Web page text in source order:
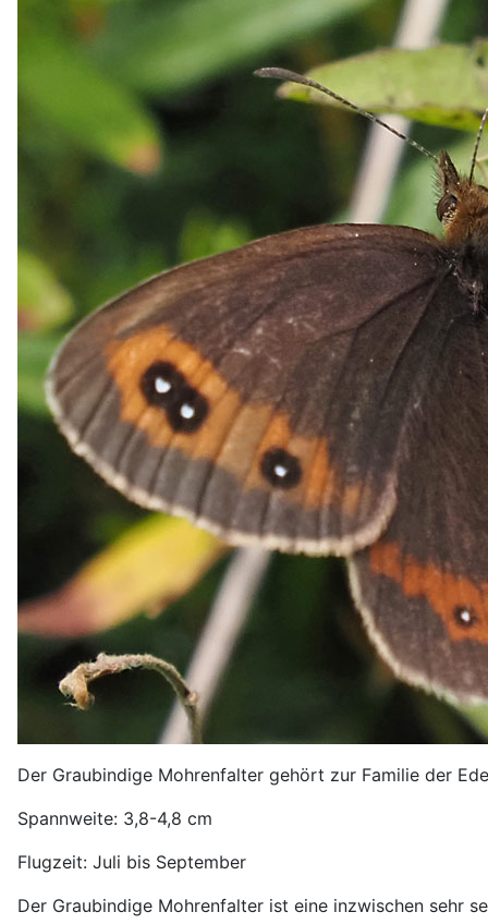
Der Graubindige Mohrenfalter gehört zur Familie der
Spannweite: 3,8-4,8 cm
Flugzeit: Juli bis September
Der Graubindige Mohrenfalter ist eine inzwischen sehr